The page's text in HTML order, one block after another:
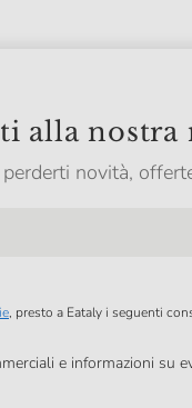
alla nostra
novità,
, presto a Eataly i seguenti
e informazioni su